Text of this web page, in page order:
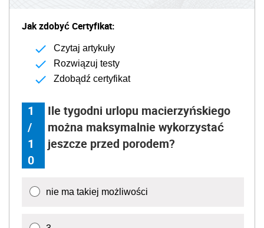
Jak zdobyć Certyfikat:
Czytaj artykuły
Rozwiązuj testy
Zdobądź certyfikat
1
/
1
0
Ile tygodni urlopu macierzyńskiego
można maksymalnie wykorzystać
jeszcze przed porodem?
nie ma takiej możliwości